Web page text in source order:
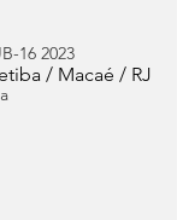
16 2023
/ Macaé / RJ